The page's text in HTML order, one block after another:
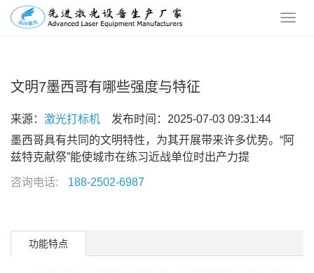
文明7墨西哥有哪些强度与特征
来源： 激光打标机 发布时间：2025-07-03 09:31:44
墨西哥具有共同的文明特性，为其开展带来许多优势。“阿
兹特克献祭”能使城市在练习近战单位时出产力提
咨询电话: 188-2502-6987
功能特点